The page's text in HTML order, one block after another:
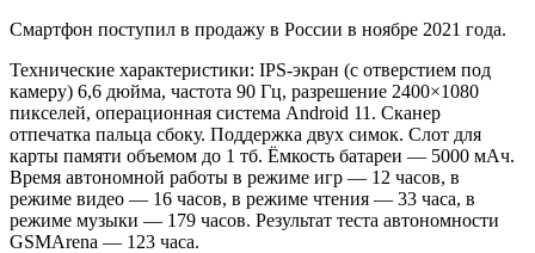
Смартфон поступил в продажу в России в ноябре 2021 года.
Технические характеристики: IPS-экран (с отверстием под
камеру) 6,6 дюйма, частота 90 Гц, разрешение 2400×1080
пикселей, операционная система Android 11. Сканер
отпечатка пальца сбоку. Поддержка двух симок. Слот для
карты памяти объемом до 1 тб. Ёмкость батареи — 5000 мАч.
Время автономной работы в режиме игр — 12 часов, в
режиме видео — 16 часов, в режиме чтения — 33 часа, в
режиме музыки — 179 часов. Результат теста автономности
GSMArena — 123 часа.